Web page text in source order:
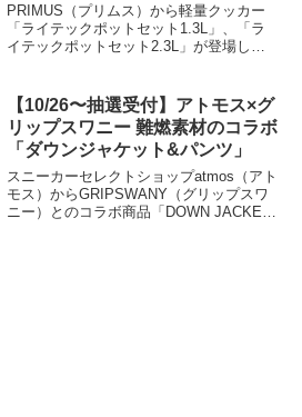
PRIMUS（プリムス）から軽量クッカー
「ライテックポットセット1.3L」、「ラ
イテックポットセット2.3L」が登場しま
で、フィールドでの幅広い調理に対応す
る使い勝手の良いセットです。詳細をレ
ビューします。
【10/26〜抽選受付】アトモス×グ
リップスワニー 難燃素材のコラボ
「ダウンジャケット&パンツ」
スニーカーセレクトショップatmos（アト
モス）からGRIPSWANY（グリップスワ
ニー）とのコラボ商品「DOWN JACKET